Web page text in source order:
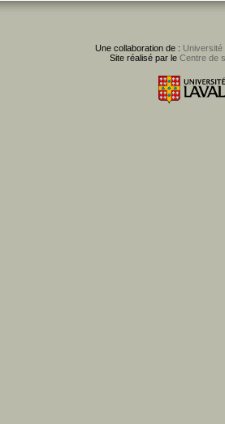
Une collaboration de : Université
Site réalisé par le Centre de